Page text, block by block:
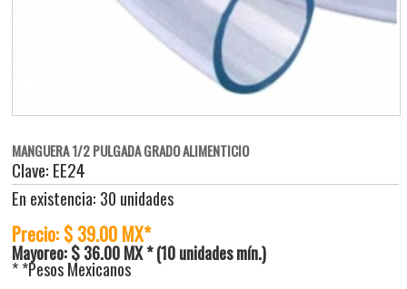
MANGUERA 1/2 PULGADA GRADO ALIMENTICIO
Clave: EE24
En existencia: 30 unidades
Precio: $ 39.00 MX*
Mayoreo: $ 36.00 MX * (10 unidades mín.)
* *Pesos Mexicanos